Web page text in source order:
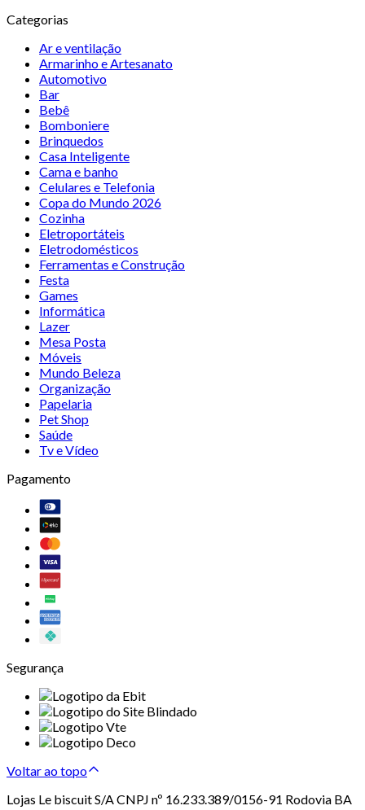
Categorias
Ar e ventilação
Armarinho e Artesanato
Automotivo
Bar
Bebê
Bomboniere
Brinquedos
Casa Inteligente
Cama e banho
Celulares e Telefonia
Copa do Mundo 2026
Cozinha
Eletroportáteis
Eletrodomésticos
Ferramentas e Construção
Festa
Games
Informática
Lazer
Mesa Posta
Móveis
Mundo Beleza
Organização
Papelaria
Pet Shop
Saúde
Tv e Vídeo
Pagamento
Segurança
Voltar ao topo
Lojas Le biscuit S/A CNPJ nº 16.233.389/0156-91 Rodovia BA